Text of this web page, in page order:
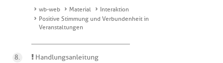
wb-web Material
Interaktion
Positive Stimmung und Verbundenheit in
Veranstaltungen
Handlungsanleitung